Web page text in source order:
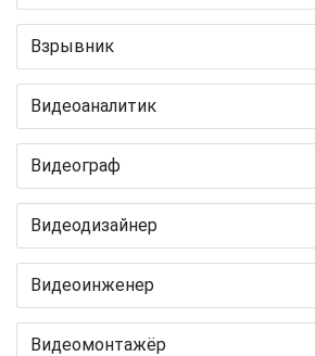
Взрывник
Видеоаналитик
Видеограф
Видеодизайнер
Видеоинженер
Видеомонтажёр